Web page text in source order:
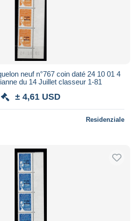
neuf n°767 coin daté 24 10 01 4
du 14 Juillet classeur 1-81
± 4,61 USD
Residenziale